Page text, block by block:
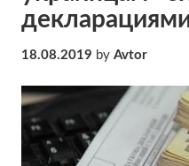
18.08.2019 by Avtor